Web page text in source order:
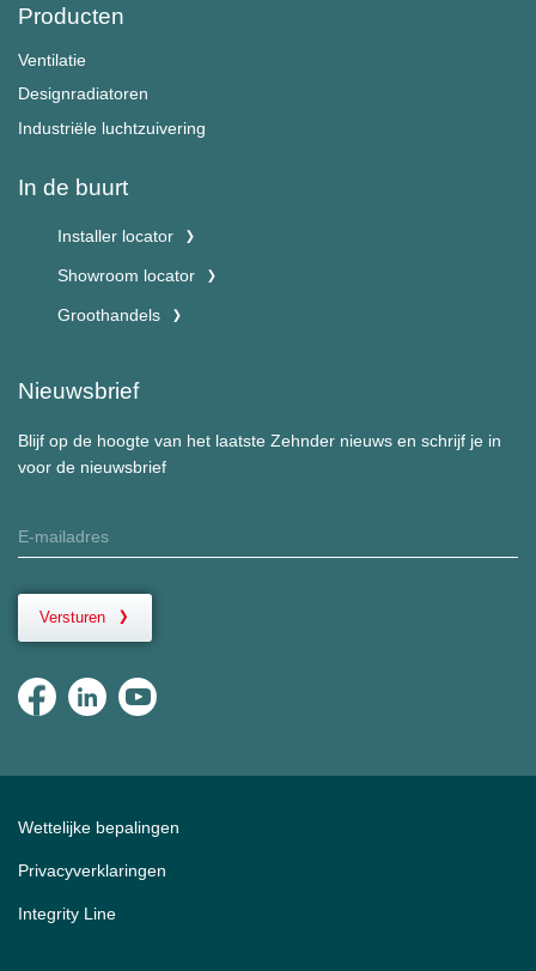
Producten
Ventilatie
Designradiatoren
Industriële luchtzuivering
In de buurt
Installer locator
Showroom locator
Groothandels
Nieuwsbrief
Blijf op de hoogte van het laatste Zehnder nieuws en schrijf je in
voor de nieuwsbrief
Versturen
Wettelijke bepalingen
Privacyverklaringen
Integrity Line